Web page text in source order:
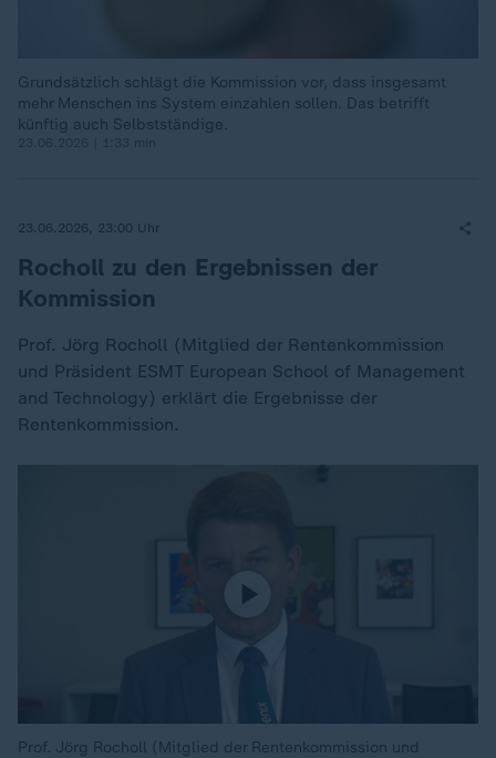
Grundsätzlich schlägt die Kommission vor, dass insgesamt
mehr Menschen ins System einzahlen sollen. Das betrifft
künftig auch Selbstständige.
23.06.2026, 23:00 Uhr
Rocholl zu den Ergebnissen der
Kommission
Prof. Jörg Rocholl (Mitglied der Rentenkommission
und Präsident ESMT European School of Management
and Technology) erklärt die Ergebnisse der
Rentenkommission.
Prof. Jörg Rocholl (Mitglied der Rentenkommission und